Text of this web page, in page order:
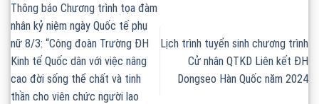
Thông báo Chương trình tọa đàm
nhân kỷ niệm ngày Quốc tế phụ
nữ 8/3: “Công đoàn Trường ĐH
Kinh tế Quốc dân với việc nâng
cao đời sống thể chất và tinh
thần cho viên chức người lao
Lịch trình tuyển sinh chương trình
Cử nhân QTKD Liên kết ĐH
Dongseo Hàn Quốc năm 2024